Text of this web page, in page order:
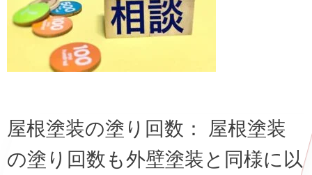
屋根塗装の塗り回数： 屋根塗装
の塗り回数も外壁塗装と同様に以